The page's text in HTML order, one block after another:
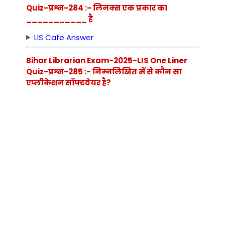
Quiz-प्रश्न-284 :- लिनक्स एक प्रकार का
___________ है
LIS Cafe Answer
Bihar Librarian Exam-2025-LIS One Liner
Quiz-प्रश्न-285 :- निम्नलिखित में से कौन सा
एप्लीकेशन सॉफ्टवेयर है?